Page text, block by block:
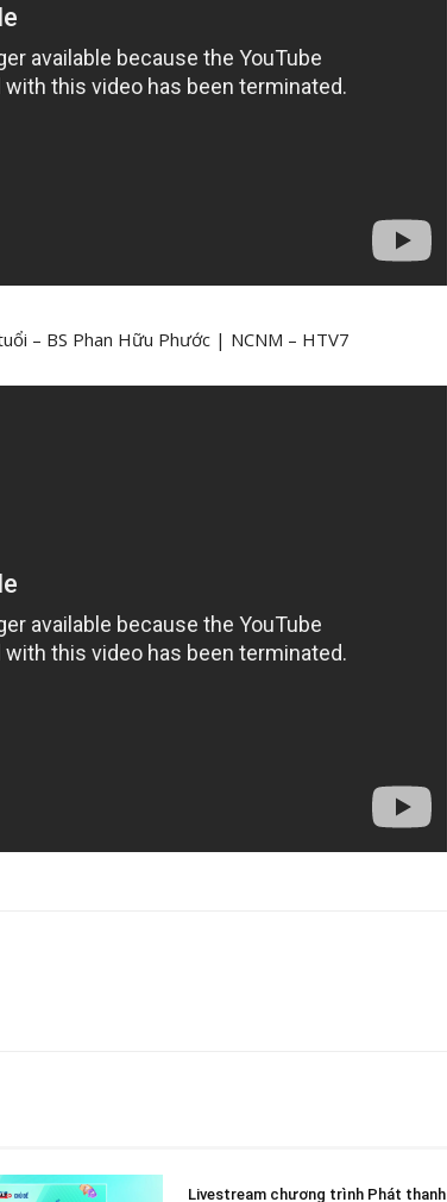
– BS Phan Hữu Phước | NCNM – HTV7
Livestream chương trình Phát thanh